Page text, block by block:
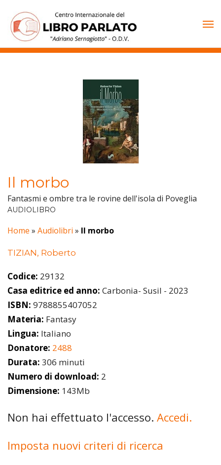
contenuto
Il morbo
Fantasmi e ombre tra le rovine dell'isola di Poveglia
AUDIOLIBRO
Home » Audiolibri » Il morbo
TIZIAN, Roberto
Codice: 29132
Casa editrice ed anno: Carbonia- Susil - 2023
ISBN: 9788855407052
Materia: Fantasy
Lingua: Italiano
Donatore: 2488
Durata: 306 minuti
Numero di download: 2
Dimensione: 143Mb
Non hai effettuato l'accesso. Accedi.
Imposta nuovi criteri di ricerca